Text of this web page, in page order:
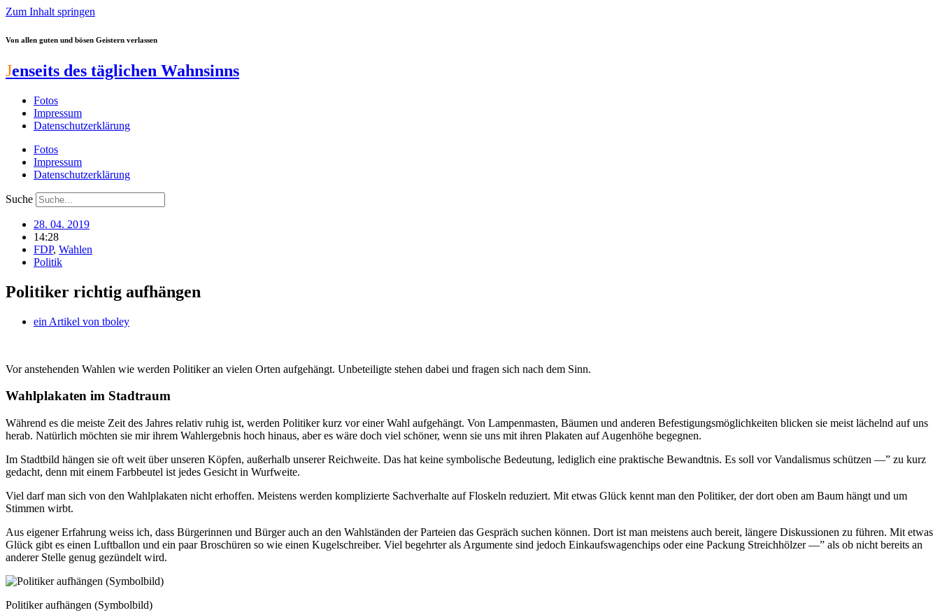
Zum Inhalt springen
Von allen guten und bösen Geistern verlassen
Jenseits des täglichen Wahnsinns
Fotos
Impressum
Datenschutzerklärung
Fotos
Impressum
Datenschutzerklärung
Suche
28. 04. 2019
14:28
FDP, Wahlen
Politik
Politiker richtig aufhängen
ein Artikel von tboley
Vor anstehenden Wahlen wie werden Politiker an vielen Orten aufgehängt. Unbeteiligte stehen dabei und fragen sich nach dem Sinn.
Wahlplakaten im Stadtraum
Während es die meiste Zeit des Jahres relativ ruhig ist, werden Politiker kurz vor einer Wahl aufgehängt. Von Lampenmasten, Bäumen und anderen Befestigungsmöglichkeiten blicken sie meist lächelnd auf uns
herab. Natürlich möchten sie mir ihrem Wahlergebnis hoch hinaus, aber es wäre doch viel schöner, wenn sie uns mit ihren Plakaten auf Augenhöhe begegnen.
Im Stadtbild hängen sie oft weit über unseren Köpfen, außerhalb unserer Reichweite. Das hat keine symbolische Bedeutung, lediglich eine praktische Bewandtnis. Es soll vor Vandalismus schützen —” zu kurz
gedacht, denn mit einem Farbbeutel ist jedes Gesicht in Wurfweite.
Viel darf man sich von den Wahlplakaten nicht erhoffen. Meistens werden komplizierte Sachverhalte auf Floskeln reduziert. Mit etwas Glück kennt man den Politiker, der dort oben am Baum hängt und um
Stimmen wirbt.
Aus eigener Erfahrung weiss ich, dass Bürgerinnen und Bürger auch an den Wahlständen der Parteien das Gespräch suchen können. Dort ist man meistens auch bereit, längere Diskussionen zu führen. Mit etwas
Glück gibt es einen Luftballon und ein paar Broschüren so wie einen Kugelschreiber. Viel begehrter als Argumente sind jedoch Einkaufswagenchips oder eine Packung Streichhölzer —” als ob nicht bereits an
anderer Stelle genug gezündelt wird.
Politiker aufhängen (Symbolbild)